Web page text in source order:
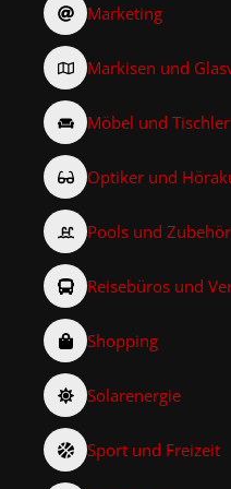
Marketing
Markisen und
Möbel und Tischler
Optiker und
Pools und Zubehör
Reisebüros und
Shopping
Solarenergie
Sport und Freizeit